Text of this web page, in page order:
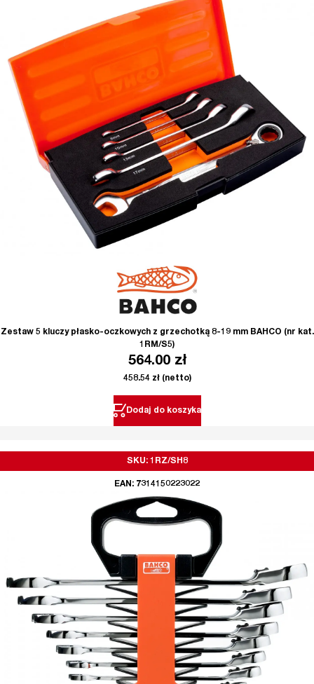
Zestaw 5 kluczy płasko-oczkowych z grzechotką 8-19 mm BAHCO (nr kat.
1RM/S5)
564.00 zł
458.54 zł(netto)
Dodaj do koszyka
SKU: 1RZ/SH8
EAN: 7314150223022